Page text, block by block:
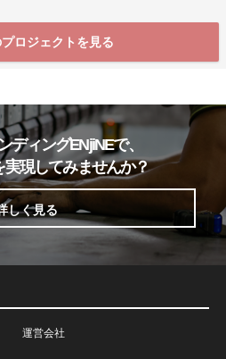
ロジェクトを見る
ディングENjiNEで、
現してみませんか？
しく見る
運営会社